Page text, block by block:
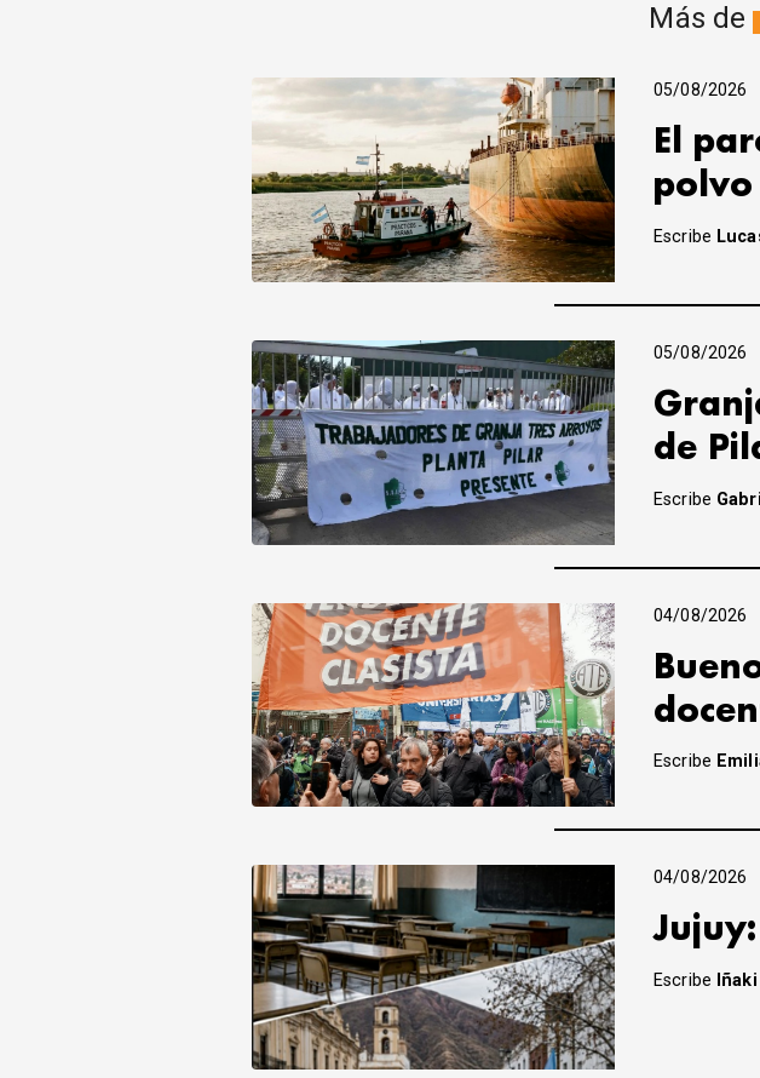
Más de
05/08/2026
El
polvo
Escribe
05/08/2026
de
Escribe
04/08/2026
Escribe
04/08/2026
Escribe